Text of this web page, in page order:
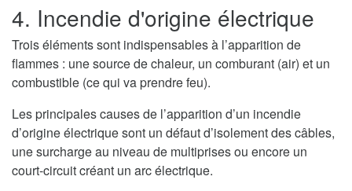
4. Incendie d'origine électrique
Trois éléments sont indispensables à l’apparition de
flammes : une source de chaleur, un comburant (air) et un
combustible (ce qui va prendre feu).
Les principales causes de l’apparition d’un incendie
d’origine électrique sont un défaut d’isolement des câbles,
une surcharge au niveau de multiprises ou encore un
court-circuit créant un arc électrique.